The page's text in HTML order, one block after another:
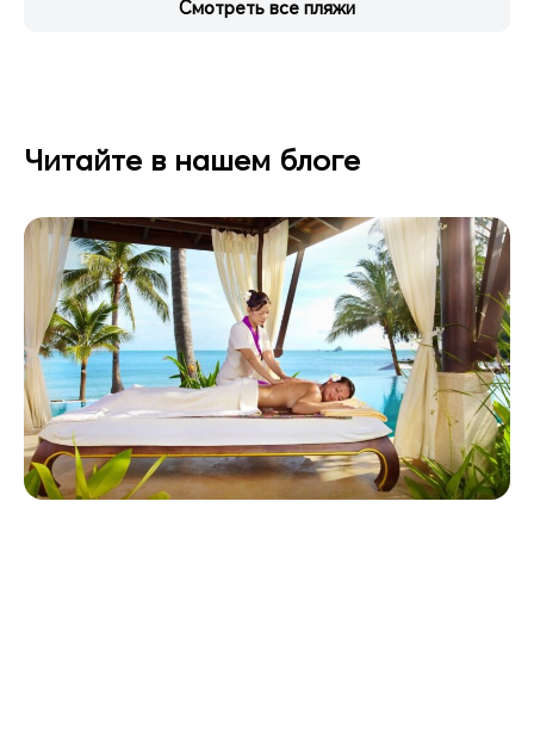
Смотреть все пляжи
Читайте в нашем блоге